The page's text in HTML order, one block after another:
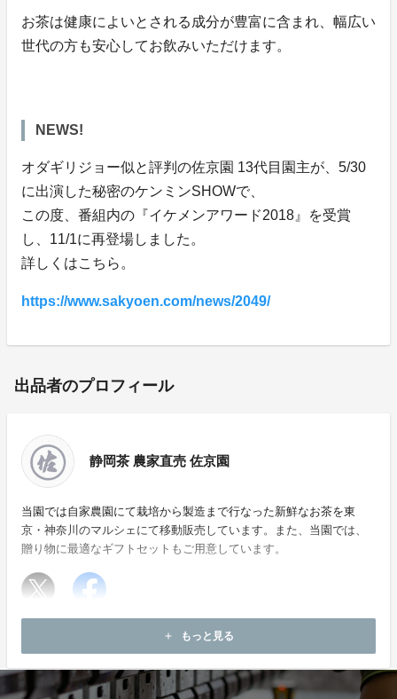
お茶は健康によいとされる成分が豊富に含まれ、幅広い
世代の方も安心してお飲みいただけます。
NEWS!
オダギリジョー似と評判の佐京園 13代目園主が、5/30
に出演した秘密のケンミンSHOWで、
この度、番組内の『イケメンアワード2018』を受賞
し、11/1に再登場しました。
詳しくはこちら。
https://www.sakyoen.com/news/2049/
出品者のプロフィール
静岡茶 農家直売 佐京園
当園では自家農園にて栽培から製造まで行なった新鮮なお茶を東
京・神奈川のマルシェにて移動販売しています。また、当園では、
贈り物に最適なギフトセットもご用意しています。
add もっと見る